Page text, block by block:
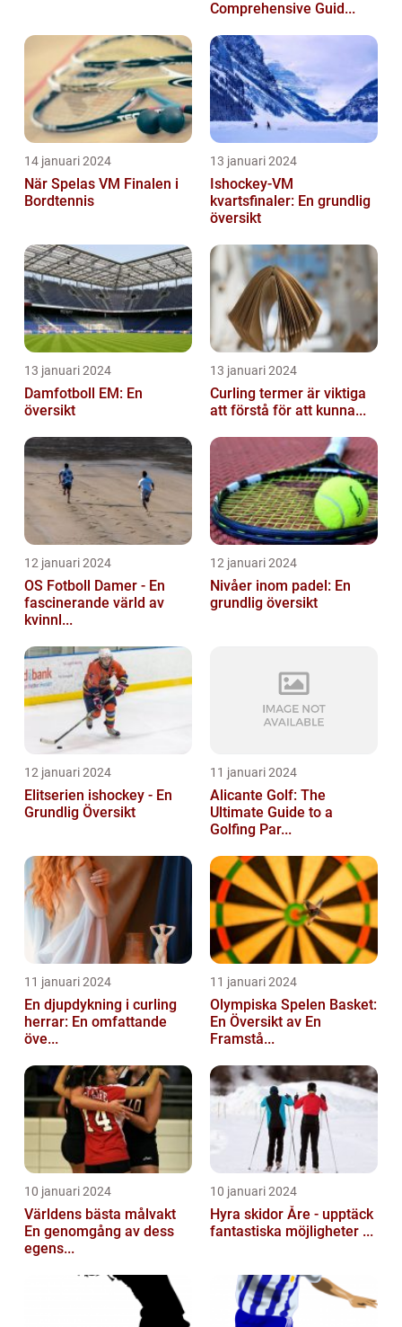
Comprehensive Guid...
14 januari 2024
När Spelas VM Finalen i
Bordtennis
13 januari 2024
Ishockey-VM
kvartsfinaler: En grundlig
översikt
13 januari 2024
Damfotboll EM: En
översikt
13 januari 2024
Curling termer är viktiga
att förstå för att kunna...
12 januari 2024
OS Fotboll Damer - En
fascinerande värld av
kvinnl...
12 januari 2024
Nivåer inom padel: En
grundlig översikt
12 januari 2024
Elitserien ishockey - En
Grundlig Översikt
11 januari 2024
Alicante Golf: The
Ultimate Guide to a
Golfing Par...
11 januari 2024
En djupdykning i curling
herrar: En omfattande
öve...
11 januari 2024
Olympiska Spelen Basket:
En Översikt av En
Framstå...
10 januari 2024
Världens bästa målvakt
En genomgång av dess
egens...
10 januari 2024
Hyra skidor Åre - upptäck
fantastiska möjligheter ...